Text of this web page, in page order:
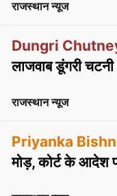
राजस्थान न्यूज
Dungri
लाजवाब डूंगरी चटनी
राजस्थान न्यूज
Priyanka
मोड़, कोर्ट के आदेश